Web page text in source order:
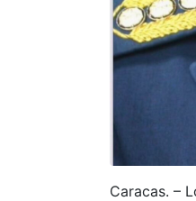
Caracas. –